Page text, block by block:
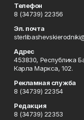
Телефон
8 (34739) 22356
Эл. почта
Адрес
453830, Республика
Карла Маркса, 102.
Рекламная служба
8 (34739) 22354
Редакция
8 (34739) 22353